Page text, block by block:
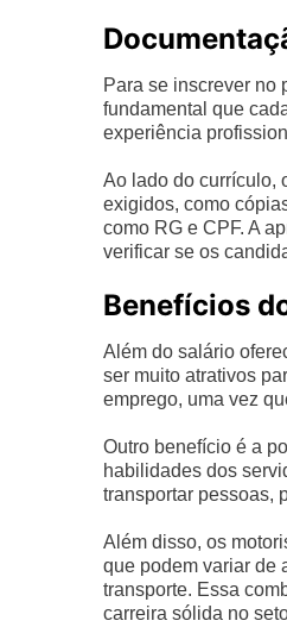
Para se inscrever no
fundamental que
experiência
Ao lado do currículo,
exigidos, como
como RG e CPF. A
verificar se os
Benefícios
Além do salário
ser muito atrativos
emprego, uma vez
Outro benefício é a
habilidades dos
transportar pessoas,
Além disso, os
que podem variar de
transporte. Essa
carreira sólida no